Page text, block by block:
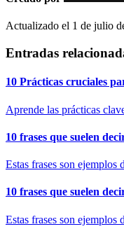
Actualizado el 1 de julio
Entradas
10 Prácticas cruciales
Aprende las prácticas
10 frases que suelen
Estas frases son
10 frases que suelen
Estas frases son